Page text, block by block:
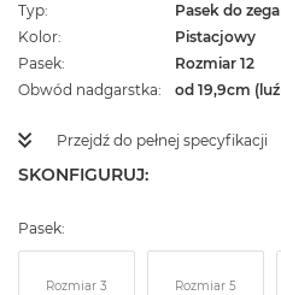
Typ
Pasek do
Kolor
Pistacjowy
Pasek
Rozmiar 12
Obwód nadgarstka
od 19,9cm
Przejdź do pełnej specyfikacji
SKONFIGURUJ:
Pasek:
Rozmiar 3 Rozmiar 5